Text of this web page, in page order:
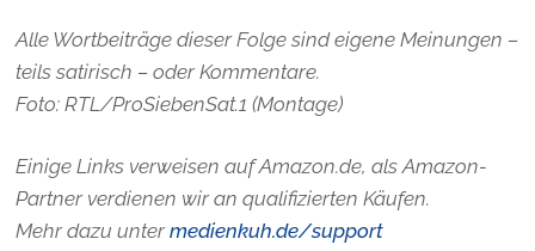
Alle Wortbeiträge dieser Folge sind eigene Meinungen –
teils satirisch – oder Kommentare.
Foto: RTL/ProSiebenSat.1 (Montage)
Einige Links verweisen auf Amazon.de, als Amazon-
Partner verdienen wir an qualifizierten Käufen.
Mehr dazu untermedienkuh.de/support